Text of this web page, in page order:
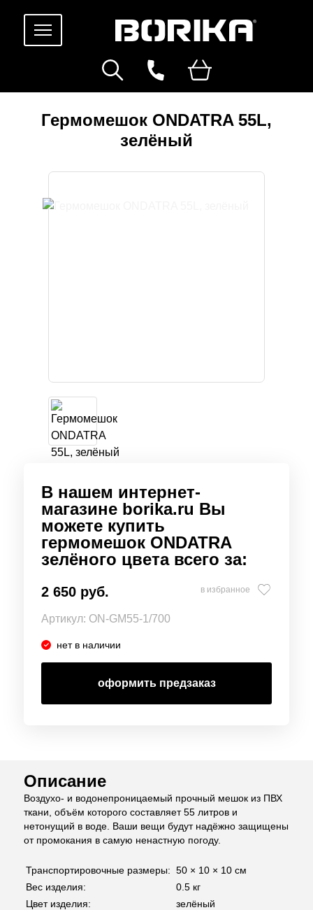
Гермомешок ONDATRA 55L,
зелёный
В нашем интернет-
магазине borika.ru Вы
можете купить
гермомешок ONDATRA
зелёного цвета всего за:
2 650 руб. в избранное
Артикул: ON-GM55-1/700
нет в наличии
оформить предзаказ
Описание
Воздухо- и водонепроницаемый прочный мешок из ПВХ
ткани, объём которого составляет 55 литров и
нетонущий в воде. Ваши вещи будут надёжно защищены
от промокания в самую ненастную погоду.
Транспортировочные размеры: 50 × 10 × 10 см
Вес изделия:
0.5 кг
Цвет изделия:
зелёный